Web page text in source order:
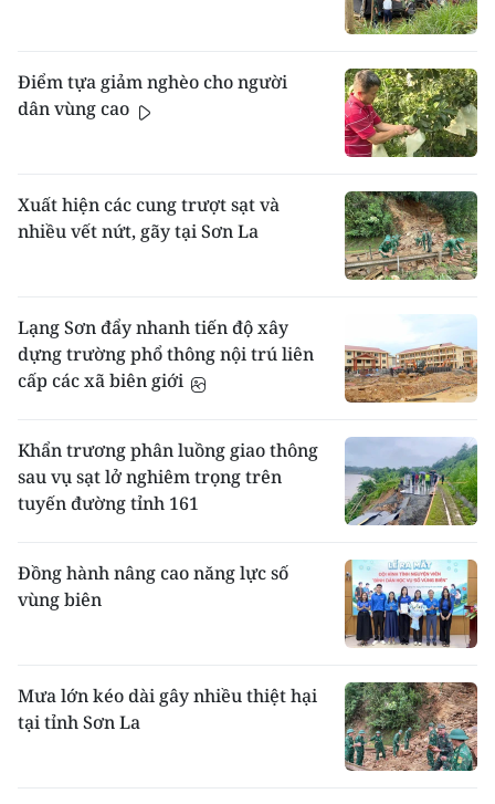
Điểm tựa giảm nghèo cho người
dân vùng cao
Xuất hiện các cung trượt sạt và
nhiều vết nứt, gãy tại Sơn La
Lạng Sơn đẩy nhanh tiến độ xây
dựng trường phổ thông nội trú liên
cấp các xã biên giới
Khẩn trương phân luồng giao thông
sau vụ sạt lở nghiêm trọng trên
tuyến đường tỉnh 161
Đồng hành nâng cao năng lực số
vùng biên
Mưa lớn kéo dài gây nhiều thiệt hại
tại tỉnh Sơn La